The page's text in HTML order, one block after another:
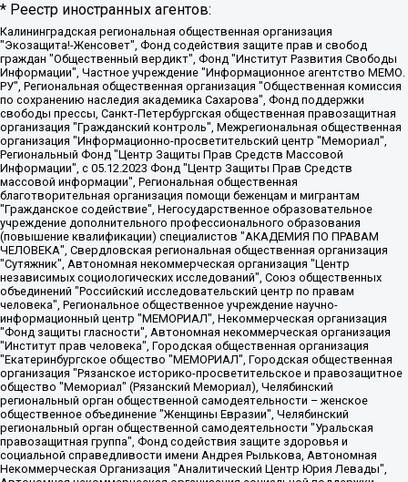
* Реестр иностранных агентов:
Калининградская региональная общественная организация "Экозащита!-Женсовет", Фонд содействия защите прав и свобод граждан "Общественный вердикт", Фонд "Институт Развития Свободы Информации", Частное учреждение "Информационное агентство МЕМО. РУ", Региональная общественная организация "Общественная комиссия по сохранению наследия академика Сахарова", Фонд поддержки свободы прессы, Санкт-Петербургская общественная правозащитная организация "Гражданский контроль", Межрегиональная общественная организация "Информационно-просветительский центр "Мемориал", Региональный Фонд "Центр Защиты Прав Средств Массовой Информации", с 05.12.2023 Фонд "Центр Защиты Прав Средств массовой информации", Региональная общественная благотворительная организация помощи беженцам и мигрантам "Гражданское содействие", Негосударственное образовательное учреждение дополнительного профессионального образования (повышение квалификации) специалистов "АКАДЕМИЯ ПО ПРАВАМ ЧЕЛОВЕКА", Свердловская региональная общественная организация "Сутяжник", Автономная некоммерческая организация "Центр независимых социологических исследований", Союз общественных объединений "Российский исследовательский центр по правам человека", Региональное общественное учреждение научно-информационный центр "МЕМОРИАЛ", Некоммерческая организация "Фонд защиты гласности", Автономная некоммерческая организация "Институт прав человека", Городская общественная организация "Екатеринбургское общество "МЕМОРИАЛ", Городская общественная организация "Рязанское историко-просветительское и правозащитное общество "Мемориал" (Рязанский Мемориал), Челябинский региональный орган общественной самодеятельности – женское общественное объединение "Женщины Евразии", Челябинский региональный орган общественной самодеятельности "Уральская правозащитная группа", Фонд содействия защите здоровья и социальной справедливости имени Андрея Рылькова, Автономная Некоммерческая Организация "Аналитический Центр Юрия Левады", Автономная некоммерческая организация социальной поддержки населения "Проект Апрель", Региональная общественная организация помощи женщинам и детям, находящимся в кризисной ситуации "Информационно-методический центр "Анна", Фонд содействия развитию массовых коммуникаций и правовому просвещению "Так-так-Так", Фонд содействия устойчивому развитию "Серебряная тайга", Свердловский региональный общественный фонд социальных проектов "Новое время", "Idel.Реалии", Кавказ.Реалии, Крым.Реалии, Телеканал Настоящее Время, Татаро-башкирская служба Радио Свобода (Azatliq Radiosi), Радио Свободная Европа/Радио Свобода (PCE/PC), "Сибирь.Реалии", "Фактограф", Благотворительный фонд помощи осужденным и их семьям, Автономная некоммерческая организация "Институт глобализации и социальных движений", Фонд "В защиту прав заключенных", Частное учреждение "Центр поддержки и содействия развитию средств массовой информации", Пензенский региональный общественный благотворительный фонд "Гражданский союз", "Север.Реалии", Некоммерческая организация Фонд "Правовая инициатива", Общество с ограниченной ответственностью "Радио Свободная Европа/Радио Свобода", Чешское информационное агентство "MEDIUM-ORIENT", Красноярская региональная общественная организация "Мы против СПИДа", Камалягин Денис Николаевич, Маркелов Сергей Евгеньевич, Пономарев Лев Александрович, Савицкая Людмила Алексеевна, Автономная некоммерческая организация "Центр по работе с проблемой насилия "НАСИЛИЮ.НЕТ", Межрегиональный профессиональный союз работников здравоохранения "Альянс врачей", Юридическое лицо, зарегистрированное в Латвийской Республике, SIA "Medusa Project" (регистрационный номер 40103797863, дата регистрации 10.06.2014), Некоммерческая организация "Фонд по борьбе с коррупцией", Автономная некоммерческая организация "Институт права и публичной политики", Баданин Роман Сергеевич, Гликин Максим Александрович, Железнова Мария Михайловна, Лукьянова Юлия Сергеевна, Маетная Елизавета Витальевна, Маняхин Петр Борисович, Чуракова Ольга Владимировна, Ярош Юлия Петровна, Юридическое лицо "The Insider SIA", зарегистрированное в Риге, Латвийская Республика (дата регистрации 26.06.2015), являющееся администратором доменного имени интернет-издания "The Insider SIA", https://theins.ru, Постернак Алексей Евгеньевич, Рубин Михаил Аркадьевич, Анин Роман Александрович, Юридическое лицо Istories fonds, зарегистрированное в Латвийской Республике (регистрационный номер 50008295751, дата регистрации 24.02.2020), Великовский Дмитрий Александрович, Долинина Ирина Николаевна, Мароховская Алеся Алексеевна, Шлейнов Роман Юрьевич, Шмагун Олеся Валентиновна, Общество с ограниченной ответственностью "Альтаир 2021", Общество с ограниченной ответственностью "Вега 2021", Общество с ограниченной ответственностью "Главный редактор 2021", Общество с ограниченной ответственностью "Ромашки монолит", Важенков Артем Валерьевич, Ивановская областная общественная организация "Центр гендерных исследований", Гурман Юрий Альбертович, Медиапроект "ОВД-Инфо", Егоров Владимир Владимирович, Жилинский Владимир Александрович, Общество с ограниченной ответственностью "ЗП", Иванова София Юрьевна, Карезина Инна Павловна, Кильтау Екатерина Викторовна, Петров Алексей Викторович, Пискунов Сергей Евгеньевич, Смирнов Сергей Сергеевич, Тихонов Михаил Сергеевич, Общество с ограниченной ответственностью "ЖУРНАЛИСТ-ИНОСТРАННЫЙ АГЕНТ", Арапова Галина Юрьевна, Вольтская Татьяна Анатольевна, Американская компания "Mason G.E.S. Anonymous Foundation" (США), являющаяся владельцем интернет-издания https://mnews.world/, Компания "Stichting Bellingcat", зарегистрированная в Нидерландах (дата регистрации 11.07.2018), Захаров Андрей Вячеславович, Клепиковская Екатерина Дмитриевна, Общество с ограниченной ответственностью "МЕМО", Перл Роман Александрович, Симонов Евгений Алексеевич, Соловьева Елена Анатольевна, Сотников Даниил Владимирович, Сурначева Елизавета Дмитриевна, Автономная некоммерческая организация по защите прав человека и информированию населения "Якутия – Наше Мнение", Общество с ограниченной ответственностью "Москоу диджитал медиа", с 26.01.2023 Общество с ограниченной ответственностью "Чайка Белые сады", Ветошкина Валерия Валерьевна, Заговора Максим Александрович, Межрегиональное общественное движение "Российская ЛГБТ - сеть", Оленичев Максим Владимирович, Павлов Иван Юрьевич, Скворцова Елена Сергеевна, Общество с ограниченной ответственностью "Как бы инагент", Кочетков Игорь Викторович, Общество с ограниченной ответственностью "Честные выборы", Еланчик Олег Александрович, Общество с ограниченной ответственностью "Нобелевский призыв", Гималова Регина Эмилевна, Григорьев Андрей Валерьевич, Григорьева Алина Александровна, Ассоциация по содействию защите прав призывников, альтернативнослужащих и военнослужащих "Правозащитная группа "Гражданин.Армия.Право", Хисамова Регина Фаритовна, Автономная некоммерческая организация по реализации социально-правовых программ "Лилит", Дальневосточное общественное движение "Маяк", Санкт-Петербургская ЛГБТ-инициативная группа "Выход", Инициативная группа ЛГБТ+ "Реверс", Алексеев Андрей Викторович, Бекбулатова Таисия Львовна, Беляев Иван Михайлович, Владыкина Елена Сергеевна, Гельман Марат Александрович, Никульшина Вероника Юрьевна, Толоконникова Надежда Андреевна, Шендерович Виктор Анатольевич, Общество с ограниченной ответственностью "Данное сообщение", Общество с ограниченной ответственностью Издательский дом "Новая глава", Айнбиндер Александра Александровна, Московский комьюнити-центр для ЛГБТ+инициатив, Благотворительный фонд развития филантропии, Deutsche Welle (Германия, Kurt-Schumacher-Strasse 3, 53113 Bonn), Борзунова Мария Михайловна, Воробьев Виктор Викторович, Голубева Анна Львовна, Константинова Алла Михайловна, Малкова Ирина Владимировна, Мурадов Мурад Абдулгалимович, Осетинская Елизавета Николаевна, Понасенков Евгений Николаевич, Ганапольский Матвей Юрьевич, Киселев Евгений Алексеевич, Борухович Ирина Григорьевна, Дремин Иван Тимофеевич, Дубровский Дмитрий Викторович, Красноярская региональная общественная организация поддержки и развития альтернативных образовательных технологий и межкультурных коммуникаций "ИНТЕРРА", Маяковская Екатерина Алексеевна, Фейгин Марк Захарович, Филимонов Андрей Викторович, Дзугкоева Регина Николаевна, Доброхотов Роман Александрович, Дудь Юрий Александрович, Елкин Сергей Владимирович, Кругликов Кирилл Игоревич, Сабунаева Мария Леонидовна, Семенов Алексей Владимирович, Шаинян Карен Багратович, Шульман Екатерина Михайловна, Асафьев Артур Валерьевич, Вахштайн Виктор Семенович, Венедиктов Алексей Алексеевич, Лушникова Екатерина Евгеньевна, Волков Леонид Михайлович, Невзоров Александр Глебович, Пархоменко Сергей Борисович, Сироткин Ярослав Николаевич, Кара-Мурза Владимир Владимирович, Баранова Наталья Владимировна, Гозман Леонид Яковлевич, Кагарлицкий Борис Юльевич, Климарев Михаил Валерьевич, Милов Владимир Станиславович, Автономная некоммерческая организация Краснодарский центр современного искусства "Типография", Моргенштерн Алишер Тагирович, Соболь Любовь Эдуардовна, Общество с ограниченной ответственностью "ЛИЗА НОРМ", Каспаров Гарри Кимович, Ходорковский Михаил Борисович, Общество с ограниченной ответственностью "Апрельские тезисы", Данилович Ирина Брониславовна, Кашин Олег Владимирович, Петров Николай Владимирович, Пивоваров Алексей Владимирович, Соколов Михаил Владимирович, Цветкова Юлия Владимировна, Чичваркин Евгений Александрович, Комитет против пыток/Команда против пыток, Общество с ограниченной ответственностью "Первый научный", Общество с ограниченной ответственностью "Вертолет и ко", Белоцерковская Вероника Борисовна, Кац Максим Евгеньевич, Лазарева Татьяна Юрьевна, Шаведдинов Руслан Табризович, Яшин Илья Валерьевич, Общество с ограниченной ответственностью "Иноагент ААВ", Алешковский Дмитрий Петрович, Альбац Евгения Марковна, Быков Дмитрий Львович, Галямина Юлия Евгеньевна, Лойко Сергей Леонидович, Мартынов Кирилл Константинович, Медведев Сергей Александрович, Крашенинников Федор Геннадиевич, Гордеева Катерина Вл